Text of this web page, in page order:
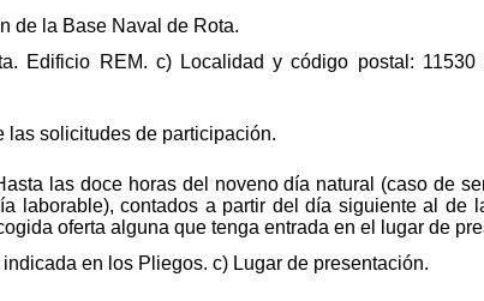
de la Base Naval de Rota.
Edificio REM. c) Localidad y código postal: 11530
las solicitudes de participación.
las doce horas del noveno día natural (caso de
laborable), contados a partir del día siguiente al de
oferta alguna que tenga entrada en el lugar de
en los Pliegos. c) Lugar de presentación.